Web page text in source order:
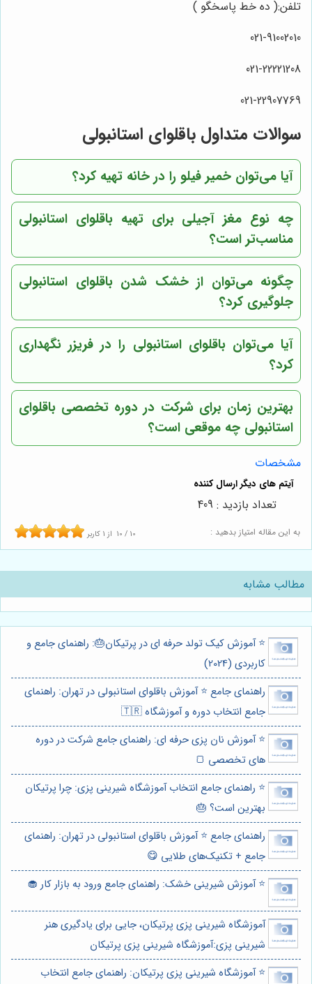
تلفن:( ده خط پاسخگو )
021-91002010
021-22221208
021-22907769
سوالات متداول باقلوای استانبولی
آیا می‌توان خمیر فیلو را در خانه تهیه کرد؟
چه نوع مغز آجیلی برای تهیه باقلوای استانبولی
مناسب‌تر است؟
چگونه می‌توان از خشک شدن باقلوای استانبولی
جلوگیری کرد؟
آیا می‌توان باقلوای استانبولی را در فریزر نگهداری
کرد؟
بهترین زمان برای شرکت در دوره تخصصی باقلوای
استانبولی چه موقعی است؟
مشخصات
به این مقاله امتیاز بدهید : 10 / 10 از 1 کاربر
تعداد بازدید : 409
مطالب مشابه
⭐️ آموزش کیک تولد حرفه ای در پرتیکان🎂: راهنمای جامع و
کاربردی (2024)
راهنمای جامع ⭐️ آموزش باقلوای استانبولی در تهران: راهنمای
جامع انتخاب دوره و آموزشگاه 🇹🇷
⭐️ آموزش نان پزی حرفه ای: راهنمای جامع شرکت در دوره
های تخصصی 🍞
⭐️ راهنمای جامع انتخاب آموزشگاه شیرینی پزی: چرا پرتیکان
بهترین است؟ 🎂
راهنمای جامع ⭐️ آموزش باقلوای استانبولی در تهران: راهنمای
جامع + تکنیک‌های طلایی 😋
⭐️ آموزش شیرینی خشک: راهنمای جامع ورود به بازار کار 🧁
آموزشگاه شیرینی پزی پرتیکان، جایی برای یادگیری هنر
شیرینی پزی:آموزشگاه شیرینی پزی پرتیکان
⭐️ آموزشگاه شیرینی پزی پرتیکان: راهنمای جامع انتخاب